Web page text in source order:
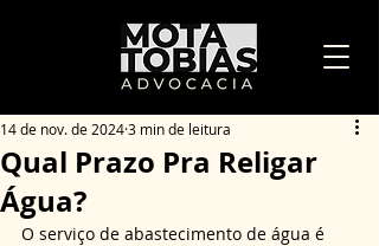
Qual Prazo Pra Religar
Água?
14 de nov. de 20243 min de leitura
O serviço de abastecimento de água é